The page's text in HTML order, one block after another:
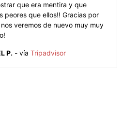
que era mentira y que
peores que ellos!! Gracias por
veremos de nuevo muy muy
P. - víaTripadvisor